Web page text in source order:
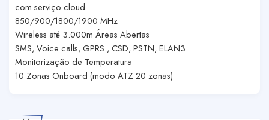
com serviço cloud
850/900/1800/1900 MHz
Wireless até 3.000m Áreas Abertas
SMS, Voice calls, GPRS , CSD, PSTN, ELAN3
Monitorização de Temperatura
10 Zonas Onboard (modo ATZ 20 zonas)